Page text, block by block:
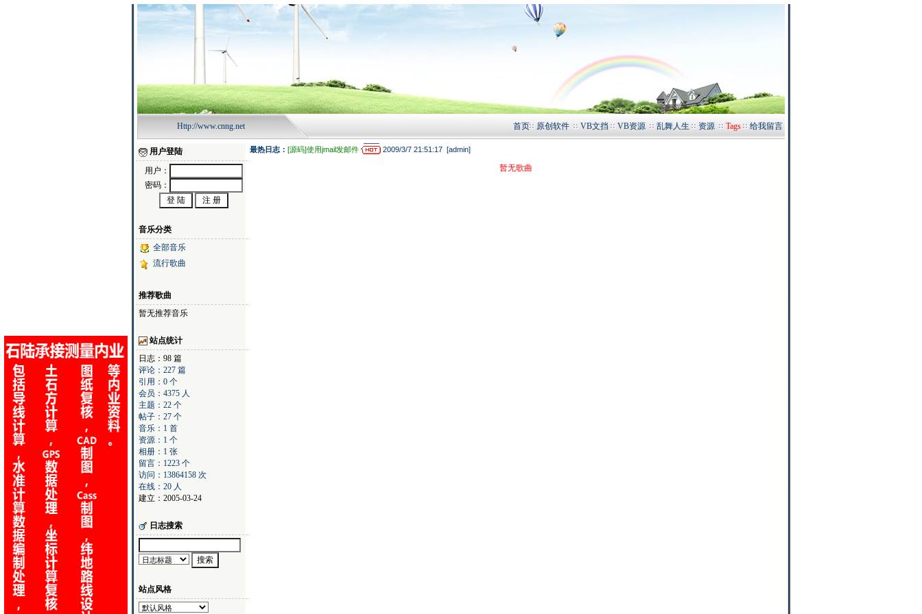
Http://www.cnng.net 首页 原创软件 VB文挡 VB资源 乱舞人生 资源 Tags 给我留言
用户登陆
用户：
密码：
音乐分类
全部音乐
流行歌曲
推荐歌曲
暂无推荐音乐
站点统计
日志：98 篇
评论：227 篇
引用：0 个
会员：4375 人
主题：22 个
帖子：27 个
音乐：1 首
资源：1 个
相册：1 张
留言：1223 个
访问：13864158 次
在线：20 人
建立：2005-03-24
日志搜索
站点风格
暂无歌曲